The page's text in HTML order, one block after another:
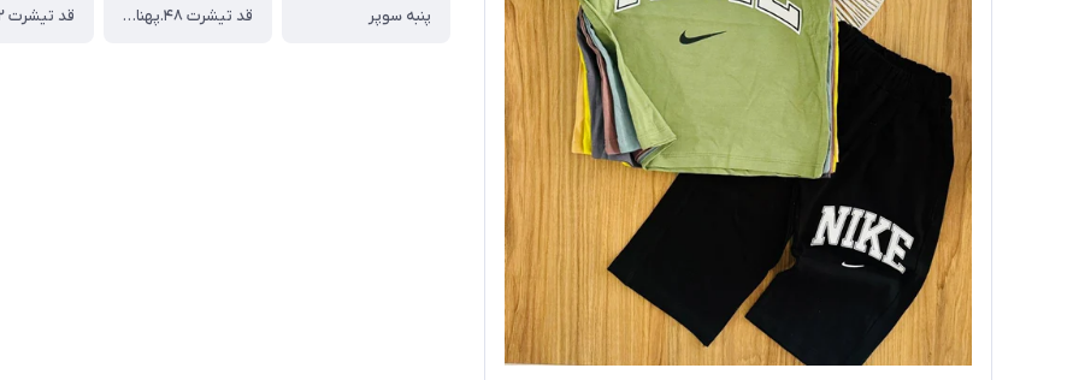
پنبه سوپر
قد تیشرت ۴۸.پهنا ۳۷.قد شلوارک ۴۷ سانت